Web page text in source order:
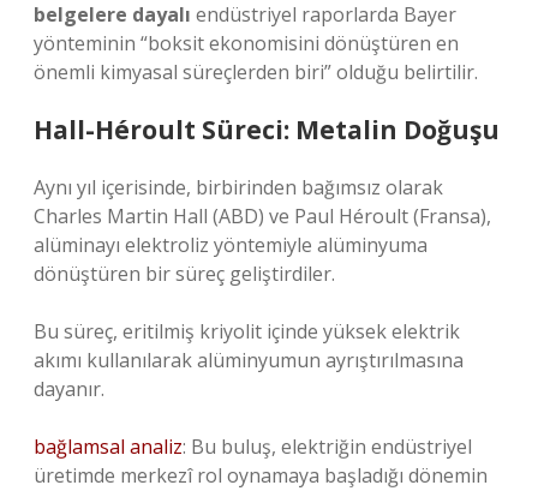
belgelere dayalı endüstriyel raporlarda Bayer
yönteminin “boksit ekonomisini dönüştüren en
önemli kimyasal süreçlerden biri” olduğu belirtilir.
Hall-Héroult Süreci: Metalin Doğuşu
Aynı yıl içerisinde, birbirinden bağımsız olarak
Charles Martin Hall (ABD) ve Paul Héroult (Fransa),
alüminayı elektroliz yöntemiyle alüminyuma
dönüştüren bir süreç geliştirdiler.
Bu süreç, eritilmiş kriyolit içinde yüksek elektrik
akımı kullanılarak alüminyumun ayrıştırılmasına
dayanır.
bağlamsal analiz: Bu buluş, elektriğin endüstriyel
üretimde merkezî rol oynamaya başladığı dönemin